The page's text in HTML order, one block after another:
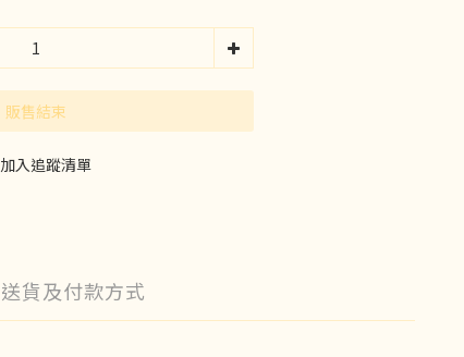
販售結束
加入追蹤清單
送貨及付款方式